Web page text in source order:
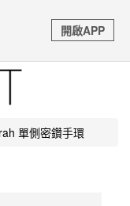
接到請立即掛斷或撥打
單側密鑽手環
開啟APP